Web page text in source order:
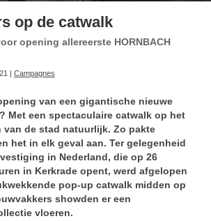
op de catwalk
opening allereerste HORNBACH
| Campagnes
van een gigantische nieuwe
Met een spectaculaire catwalk op het
van de stad natuurlijk. Zo pakte
het in elk geval aan. Ter gelegenheid
in Nederland, die op 26
in Kerkrade opent, werd afgelopen
pop-up catwalk midden op
showden er een
vloeren.